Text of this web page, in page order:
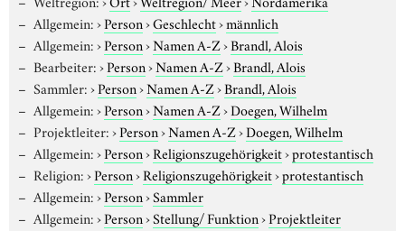
Allgemein:›Person›Geschlecht›männlich
Allgemein:›Person›Namen A-Z›Brandl, Alois
Bearbeiter:›Person›Namen A-Z›Brandl, Alois
Sammler:›Person›Namen A-Z›Brandl, Alois
Allgemein:›Person›Namen A-Z›Doegen, Wilhelm
Projektleiter:›Person›Namen A-Z›Doegen, Wilhelm
Allgemein:›Person›Religionszugehörigkeit›protestantisch
Religion:›Person›Religionszugehörigkeit›protestantisch
Allgemein:›Person›Sammler
Allgemein:›Person›Stellung/ Funktion›Projektleiter